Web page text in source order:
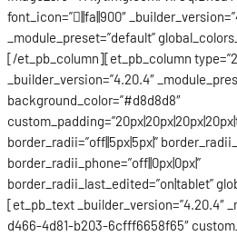
font_icon=”||fa||900″
_module_preset=”default”
[/et_pb_column][et_pb_column
_builder_version=”4.20.4″
background_color=”#d8d8d8″
border_radii=”off||5px|5px|”
border_radii_phone=”off||0px|0px|”
border_radii_last_edited=”on|tablet”
[et_pb_text _builder_version=”4.20.4″
d466-4d81-b203-6cfff6658f65″